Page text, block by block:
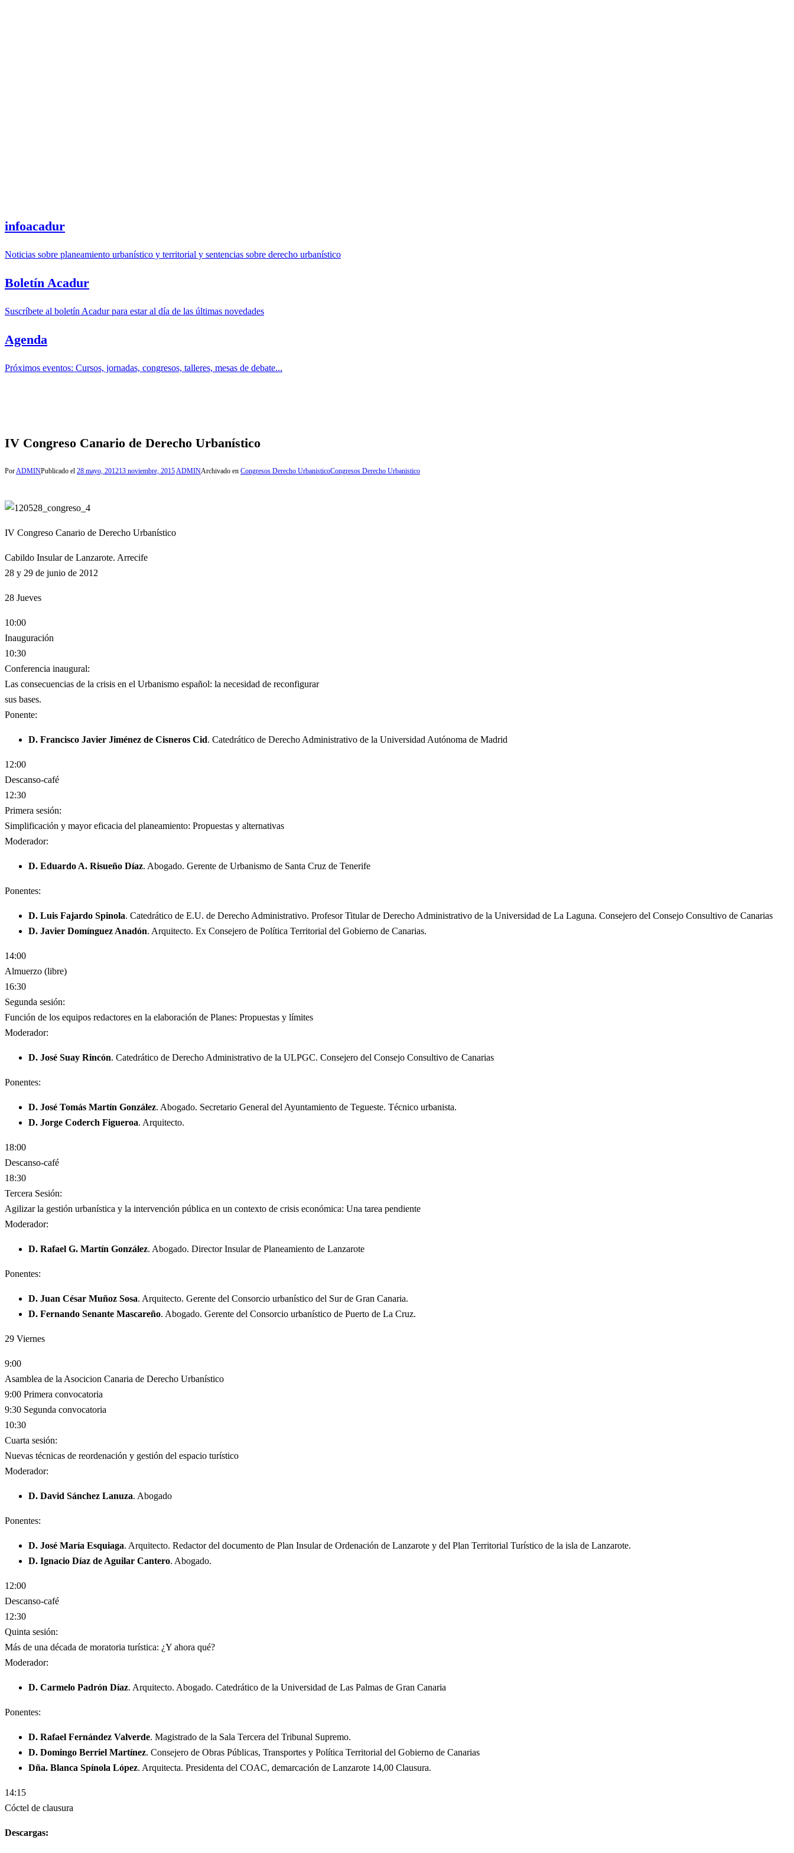
infoacadur
Noticias sobre planeamiento urbanístico y territorial y sentencias sobre derecho urbanístico
Boletín Acadur
Suscríbete al boletín Acadur para estar al día de las últimas novedades
Agenda
Próximos eventos: Cursos, jornadas, congresos, talleres, mesas de debate...
IV Congreso Canario de Derecho Urbanístico
PorADMINPublicado el 28 mayo, 201213 noviembre, 2015ADMINArchivado en Congresos Derecho UrbanisticoCongresos Derecho Urbanistico
IV Congreso Canario de Derecho Urbanístico
Cabildo Insular de Lanzarote. Arrecife
28 y 29 de junio de 2012
28 Jueves
10:00
Inauguración
10:30
Conferencia inaugural:
Las consecuencias de la crisis en el Urbanismo español: la necesidad de reconfigurar
sus bases.
Ponente:
D. Francisco Javier Jiménez de Cisneros Cid. Catedrático de Derecho Administrativo de la Universidad Autónoma de Madrid
12:00
Descanso-café
12:30
Primera sesión:
Simplificación y mayor eficacia del planeamiento: Propuestas y alternativas
Moderador:
D. Eduardo A. Risueño Díaz. Abogado. Gerente de Urbanismo de Santa Cruz de Tenerife
Ponentes:
D. Luis Fajardo Spinola. Catedrático de E.U. de Derecho Administrativo. Profesor Titular de Derecho Administrativo de la Universidad de La Laguna. Consejero del Consejo Consultivo de Canarias
D. Javier Domínguez Anadón. Arquitecto. Ex Consejero de Política Territorial del Gobierno de Canarias.
14:00
Almuerzo (libre)
16:30
Segunda sesión:
Función de los equipos redactores en la elaboración de Planes: Propuestas y límites
Moderador:
D. José Suay Rincón. Catedrático de Derecho Administrativo de la ULPGC. Consejero del Consejo Consultivo de Canarias
Ponentes:
D. José Tomás Martín González. Abogado. Secretario General del Ayuntamiento de Tegueste. Técnico urbanista.
D. Jorge Coderch Figueroa. Arquitecto.
18:00
Descanso-café
18:30
Tercera Sesión:
Agilizar la gestión urbanística y la intervención pública en un contexto de crisis económica: Una tarea pendiente
Moderador:
D. Rafael G. Martín González. Abogado. Director Insular de Planeamiento de Lanzarote
Ponentes:
D. Juan César Muñoz Sosa. Arquitecto. Gerente del Consorcio urbanístico del Sur de Gran Canaria.
D. Fernando Senante Mascareño. Abogado. Gerente del Consorcio urbanístico de Puerto de La Cruz.
29 Viernes
9:00
Asamblea de la Asocicion Canaria de Derecho Urbanístico
9:00 Primera convocatoria
9:30 Segunda convocatoria
10:30
Cuarta sesión:
Nuevas técnicas de reordenación y gestión del espacio turístico
Moderador:
D. David Sánchez Lanuza. Abogado
Ponentes:
D. José María Esquiaga. Arquitecto. Redactor del documento de Plan Insular de Ordenación de Lanzarote y del Plan Territorial Turístico de la isla de Lanzarote.
D. Ignacio Díaz de Aguilar Cantero. Abogado.
12:00
Descanso-café
12:30
Quinta sesión:
Más de una década de moratoria turística: ¿Y ahora qué?
Moderador:
D. Carmelo Padrón Díaz. Arquitecto. Abogado. Catedrático de la Universidad de Las Palmas de Gran Canaria
Ponentes:
D. Rafael Fernández Valverde. Magistrado de la Sala Tercera del Tribunal Supremo.
D. Domingo Berriel Martínez. Consejero de Obras Públicas, Transportes y Política Territorial del Gobierno de Canarias
Dña. Blanca Spínola López. Arquitecta. Presidenta del COAC, demarcación de Lanzarote 14,00 Clausura.
14:15
Cóctel de clausura
Descargas: